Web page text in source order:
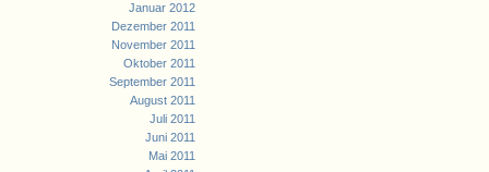
Januar 2012
Dezember 2011
November 2011
Oktober 2011
September 2011
August 2011
Juli 2011
Juni 2011
Mai 2011